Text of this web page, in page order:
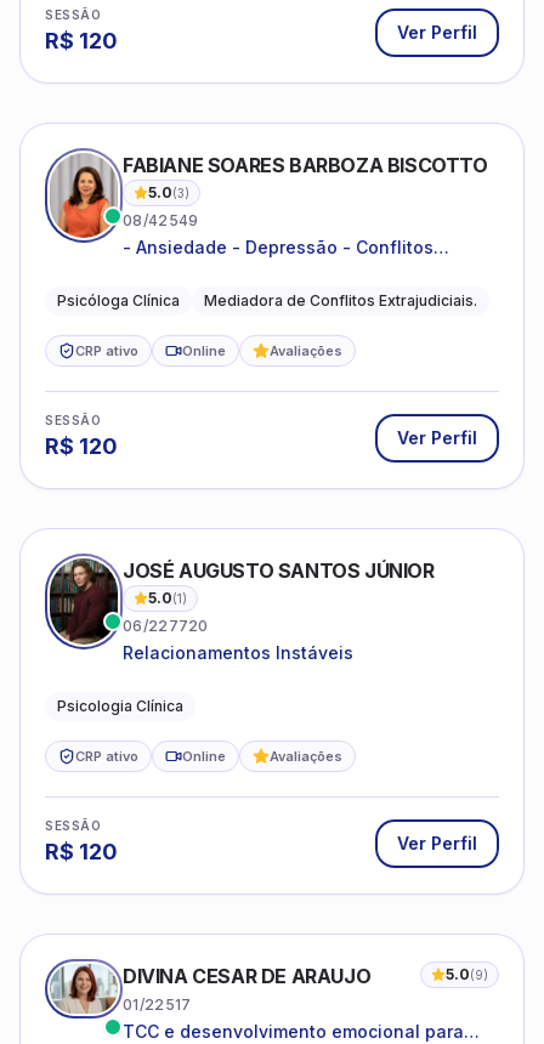
SESSÃO
R$ 120 Ver Perfil
FABIANE SOARES BARBOZA BISCOTTO
5.0(3)
08/42549
- Ansiedade - Depressão - Conflitos
relacionamentos - Autoestima -
Psicóloga Clínica Mediadora de Conflitos Extrajudiciais.
CRP ativo Online Avaliações
SESSÃO
R$ 120 Ver Perfil
JOSÉ AUGUSTO SANTOS JÚNIOR
5.0(1)
06/227720
Relacionamentos Instáveis
Psicologia Clínica
CRP ativo Online Avaliações
SESSÃO
R$ 120 Ver Perfil
DIVINA CESAR DE ARAUJO 5.0(9)
01/22517
TCC e desenvolvimento emocional para